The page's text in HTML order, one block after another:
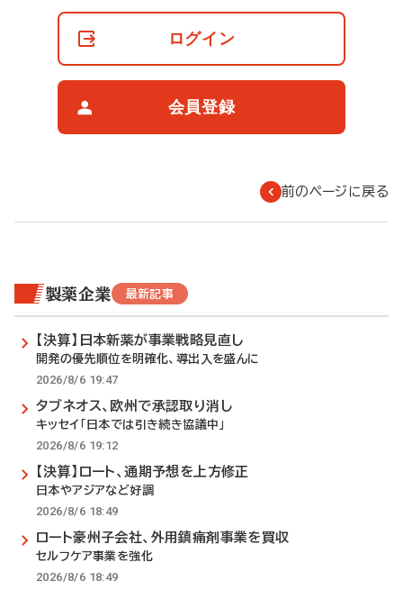
ログイン
会員登録
前のページに戻る
製薬企業 最新記事
【決算】日本新薬が事業戦略見直し
開発の優先順位を明確化、導出入を盛んに
2026/8/6 19:47
タブネオス、欧州で承認取り消し
キッセイ「日本では引き続き協議中」
2026/8/6 19:12
【決算】ロート、通期予想を上方修正
日本やアジアなど好調
2026/8/6 18:49
ロート豪州子会社、外用鎮痛剤事業を買収
セルフケア事業を強化
2026/8/6 18:49